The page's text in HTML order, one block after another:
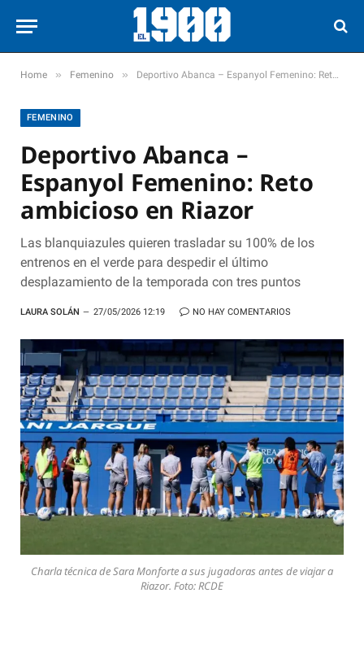
Home » Femenino » Deportivo Abanca – Espanyol Femenino: Reto ambicioso en Riazor
FEMENINO
Deportivo Abanca –
Espanyol Femenino: Reto
ambicioso en Riazor
Las blanquiazules quieren trasladar su 100% de los
entrenos en el verde para despedir el último
desplazamiento de la temporada con tres puntos
LAURA SOLÁN 27/05/2026 12:19 NO HAY COMENTARIOS
Charla técnica de Sara Monforte a sus jugadoras antes de viajar a
Riazor. Foto: RCDE